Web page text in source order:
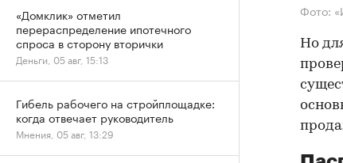
Фото:
Но
«Домклик» отметил
перераспределение ипотечного
спроса в сторону вторички
Деньги, 05 авг, 15:13
Гибель рабочего на стройплощадке:
когда отвечает руководитель
Мнения, 05 авг, 13:29